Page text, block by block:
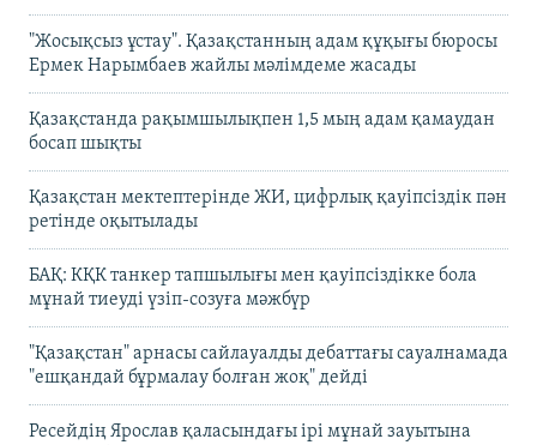
"Жосықсыз ұстау". Қазақстанның адам құқығы бюросы
Ермек Нарымбаев жайлы мәлімдеме жасады
Қазақстанда рақымшылықпен 1,5 мың адам қамаудан
босап шықты
Қазақстан мектептерінде ЖИ, цифрлық қауіпсіздік пән
ретінде оқытылады
БАҚ: КҚК танкер тапшылығы мен қауіпсіздікке бола
мұнай тиеуді үзіп-созуға мәжбүр
"Қазақстан" арнасы сайлауалды дебаттағы сауалнамада
"ешқандай бұрмалау болған жоқ" дейді
Ресейдің Ярослав қаласындағы ірі мұнай зауытына